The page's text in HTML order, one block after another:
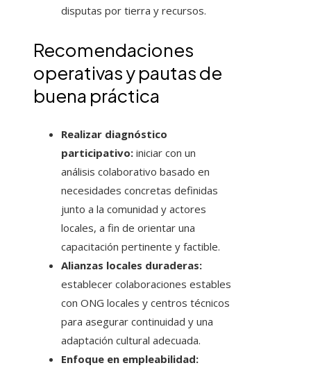
disputas por tierra y recursos.
Recomendaciones
operativas y pautas de
buena práctica
Realizar diagnóstico
participativo: iniciar con un
análisis colaborativo basado en
necesidades concretas definidas
junto a la comunidad y actores
locales, a fin de orientar una
capacitación pertinente y factible.
Alianzas locales duraderas:
establecer colaboraciones estables
con ONG locales y centros técnicos
para asegurar continuidad y una
adaptación cultural adecuada.
Enfoque en empleabilidad: